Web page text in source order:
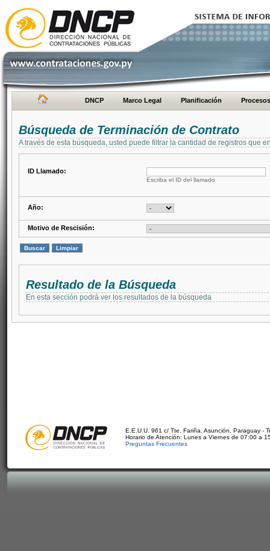
DNCP Marco Legal Planificación Procesos
Búsqueda de Terminación de Contrato
A través de esta búsqueda, usted puede filtrar la cantidad de registros que
ID Llamado:
Escriba el ID del llamado
Año:
Motivo de Rescisión:
Resultado de la Búsqueda
En esta sección podrá ver los resultados de la búsqueda
E.E.U.U. 961 c/ Tte. Fariña. Asunción, Paraguay -
Horario de Atención: Lunes a Viernes de 07:00 a
Preguntas Frecuentes